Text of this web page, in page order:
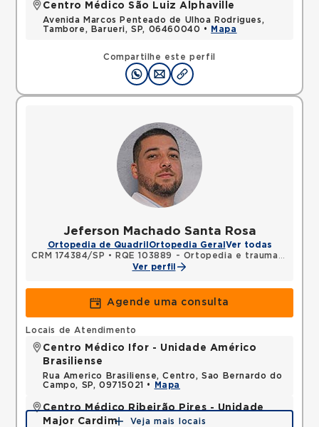
Compartilhe este perfil
Centro Médico São Luiz Alphaville
Avenida Marcos Penteado de Ulhoa Rodrigues,
Tambore, Barueri, SP, 06460040 •
Mapa
Jeferson Machado Santa Rosa
Ortopedia de Quadril Ortopedia Geral Ver todas
CRM 174384/SP •
RQE 103889 - Ortopedia e traumatologia
Ver perfil
Agende uma consulta
Locais de Atendimento
Centro Médico Ifor - Unidade Américo
Brasiliense
Rua Americo Brasiliense, Centro, Sao Bernardo do
Campo, SP, 09715021 •
Mapa
Centro Médico Ribeirão Pires - Unidade
Major Cardim
Veja mais locais